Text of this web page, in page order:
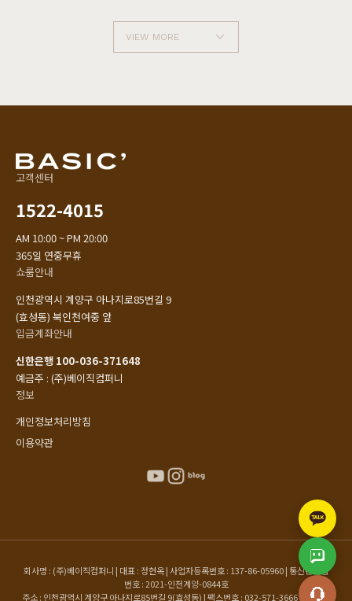
VIEW MORE
고객센터
1522-4015
AM 10:00 ~ PM 20:00
365일 연중무휴
쇼룸안내
인천광역시 계양구 아나지로85번길 9
(효성동) 북인천여중 앞
입금계좌안내
신한은행 100-036-371648
예금주 : (주)베이직컴퍼니
정보
개인정보처리방침
이용약관
회사명 : (주)베이직컴퍼니 | 대표 : 정현옥 | 사업자등록번호 : 137-86-05960 | 통신판매업
번호 : 2021-인천계양-0844호
주소 : 인천광역시 계양구 아나지로85번길 9(효성동) | 팩스번호 : 032-571-3666 | 이메일 :